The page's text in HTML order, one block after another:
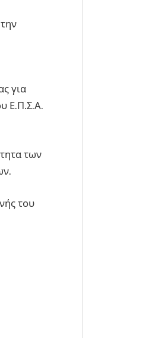
για
Ε.Π.Σ.Α.
των
του